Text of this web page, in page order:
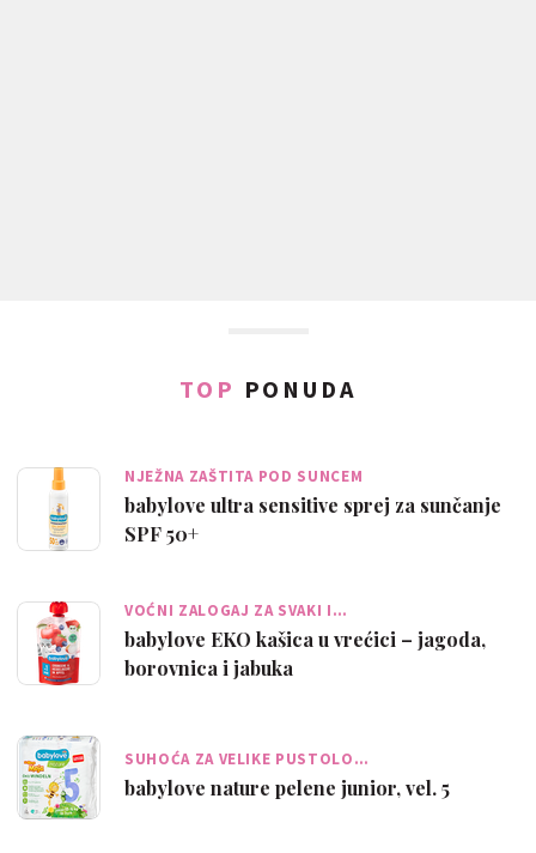
TOP PONUDA
NJEŽNA ZAŠTITA POD SUNCEM
babylove ultra sensitive sprej za sunčanje
SPF 50+
VOĆNI ZALOGAJ ZA SVAKI I…
babylove EKO kašica u vrećici – jagoda,
borovnica i jabuka
SUHOĆA ZA VELIKE PUSTOLO…
babylove nature pelene junior, vel. 5